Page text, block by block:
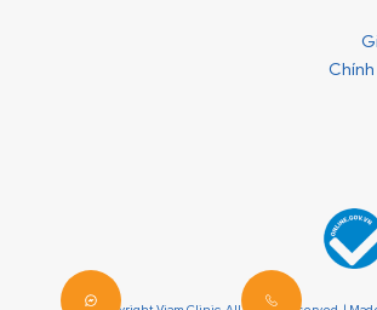
Chính